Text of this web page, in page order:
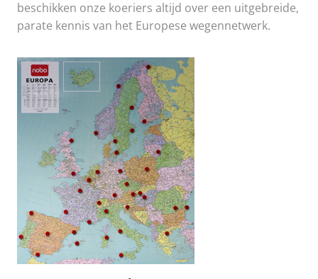
beschikken onze koeriers altijd over een uitgebreide,
parate kennis van het Europese wegennetwerk.